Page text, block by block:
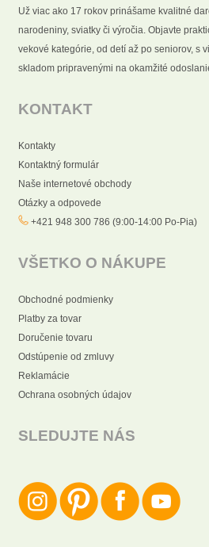
Už viac ako 17 rokov prinášame kvalitné
narodeniny, sviatky či výročia. Objavte
vekové kategórie, od detí až po seniorov, s
skladom pripravenými na okamžité
KONTAKT
Kontakty
Kontaktný formulár
Naše internetové obchody
Otázky a odpovede
+421 948 300 786 (9:00-14:00 Po-Pia)
VŠETKO O NÁKUPE
Obchodné podmienky
Platby za tovar
Doručenie tovaru
Odstúpenie od zmluvy
Reklamácie
Ochrana osobných údajov
SLEDUJTE NÁS